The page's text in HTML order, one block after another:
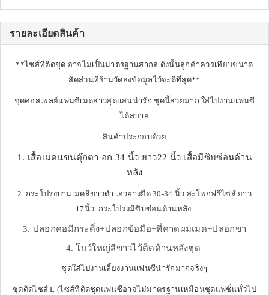
รายละเอียดสินค้า
**ไซส์ที่ติดชุด อาจไม่เป็นมาตรฐานสากล ดังนั้นลูกค้าควรเทียบขนาด
สัดส่วนที่ร้านวัดลงข้อมูลไว้จะดีที่สุด**
ชุดคอสเพลย์แฟนซีเมดสาวสุดแสนน่ารัก ชุดนี้สวยมาก ใส่ไปงานแฟนซี
ได้สบาย
สินค้าประกอบด้วย
1. เสื้อเมดแขนตุ๊กตา อก 34 นิ้ว ยาว22 นิ้ว เสื้อมีซิบซ่อนด้าน
หลัง
2. กระโปรงบานเมดสีขาวดำ เอวยางยืด 30-34 นิ้ว สะโพกฟรีไซส์ ยาว
17นิ้ว กระโปรงมีซิบซ่อนด้านหลัง
3. ปลอกคอมีกระดิ่ง+ปลอกข้อมือ+ที่คาดผมเมด+ปลอกขา
4. โบว์ใหญ่สีขาวไว้ติดด้านหลังชุด
ชุดใส่ไปงานเลี้ยงงานแฟนซีน่ารักมากจริงๆ
ชุดติดไซส์ L (ไซส์ที่ติดชุดแฟนซีอาจไม่มาตรฐานเหมือนชุดแฟชั่นทั่วไป